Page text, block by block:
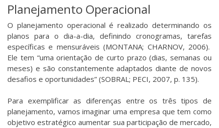
Planejamento Operacional
O planejamento operacional é realizado determinando os
planos para o dia-a-dia, definindo cronogramas, tarefas
específicas e mensuráveis (MONTANA; CHARNOV, 2006).
Ele tem “uma orientação de curto prazo (dias, semanas ou
meses) e são constantemente adaptados diante de novos
desafios e oportunidades” (SOBRAL; PECI, 2007, p. 135).
Para exemplificar as diferenças entre os três tipos de
planejamento, vamos imaginar uma empresa que tem como
objetivo estratégico aumentar sua participação de mercado,